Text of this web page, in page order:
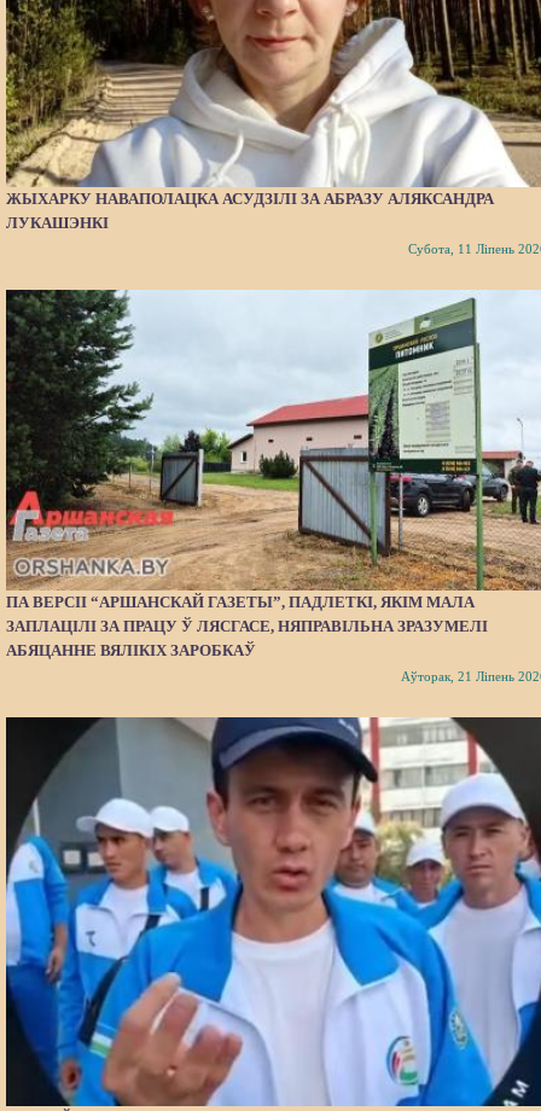
ЖЫХАРКУ НАВАПОЛАЦКА АСУДЗІЛІ ЗА АБРАЗУ АЛЯКСАНДРА
ЛУКАШЭНКІ
Субота, 11 Ліпень
ПА ВЕРСІІ “АРШАНСКАЙ ГАЗЕТЫ”, ПАДЛЕТКІ, ЯКІМ МАЛА
ЗАПЛАЦІЛІ ЗА ПРАЦУ Ў ЛЯСГАСЕ, НЯПРАВІЛЬНА ЗРАЗУМЕЛІ
АБЯЦАННЕ ВЯЛІКІХ ЗАРОБКАЎ
Аўторак, 21 Ліпень